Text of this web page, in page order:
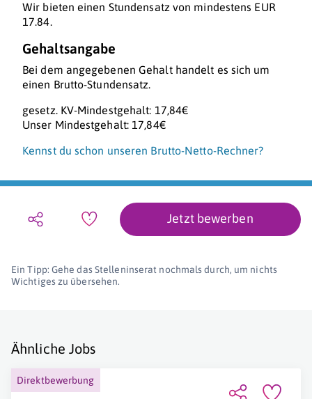
Wir bieten einen Stundensatz von mindestens EUR
17.84.
Gehaltsangabe
Bei dem angegebenen Gehalt handelt es sich um
einen Brutto-Stundensatz.
gesetz. KV-Mindestgehalt: 17,84€
Unser Mindestgehalt: 17,84€
Kennst du schon unseren Brutto-Netto-Rechner?
Jetzt bewerben
Ein Tipp: Gehe das Stelleninserat nochmals durch, um nichts
Wichtiges zu übersehen.
Ähnliche Jobs
Direktbewerbung